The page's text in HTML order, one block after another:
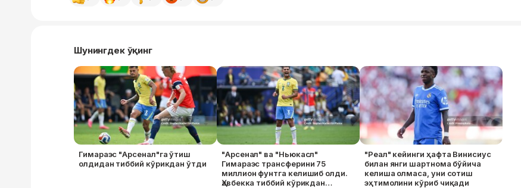
Шунингдек ўқинг
Гимараэс "Арсенал"га ўтиш
олдидан тиббий кўрикдан ўтди
"Арсенал" ва "Ньюкасл"
Гимараэс трансферини 75
миллион фунтга келишиб олди.
Ҳавбекка тиббий кўрикдан
"Реал" кейинги ҳафта Винисиус
билан янги шартнома бўйича
келиша олмаса, уни сотиш
эҳтимолини кўриб чиқади